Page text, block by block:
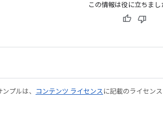
この情報は役に立ちまし
プルは、 コンテンツ ライセンスに記載のライセン